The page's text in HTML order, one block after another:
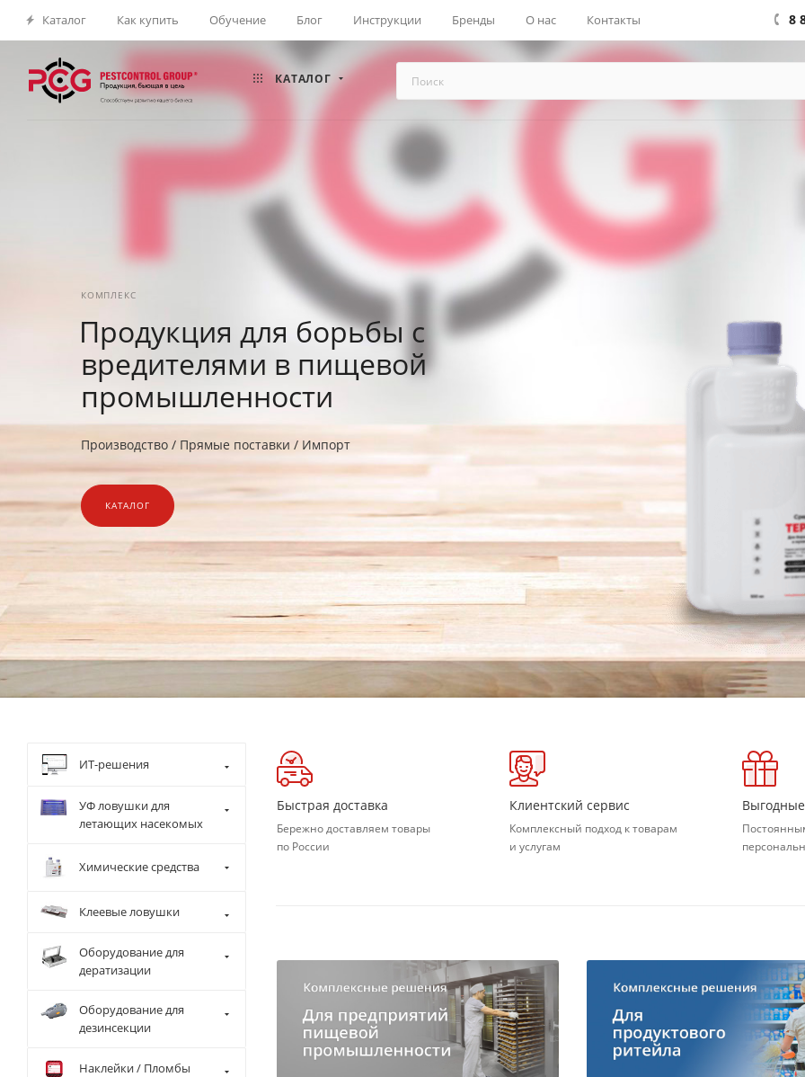
Каталог Как купить Обучение Блог Инструкции Бренды О нас Контакты 8
КАТАЛОГ
КОМПЛЕКС
Продукция для борьбы с
вредителями в пищевой
промышленности
Производство / Прямые поставки / Импорт
КАТАЛОГ
Быстрая доставка
Бережно доставляем товары
по России
Клиентский сервис
Комплексный подход к товарам
и услугам
ИТ-решения
УФ ловушки для
летающих насекомых
Химические средства
Клеевые ловушки
Оборудование для
дератизации
Оборудование для
дезинсекции
Наклейки / Пломбы